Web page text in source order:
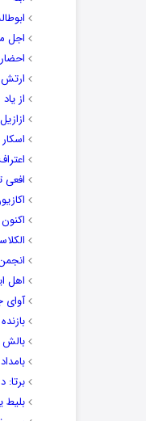
اجل
احضار
از
ازازیل
اسکار
افعی
اکنون
اهل
آوای
بازنده
بالش
بلیط